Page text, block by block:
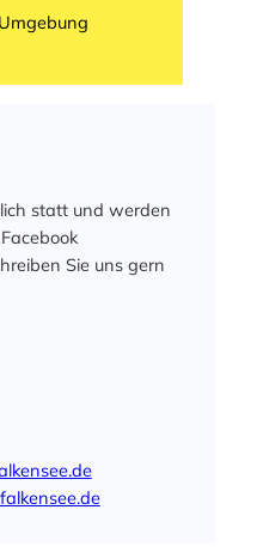
statt und werden
Sie uns gern